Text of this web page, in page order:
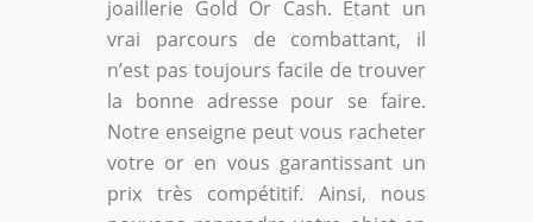
joaillerie Gold Or Cash. Etant un
vrai parcours de combattant, il
n’est pas toujours facile de trouver
la bonne adresse pour se faire.
Notre enseigne peut vous racheter
votre or en vous garantissant un
prix très compétitif. Ainsi, nous